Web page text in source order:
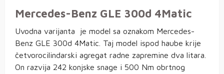
Mercedes-Benz GLE 300d 4Matic
Uvodna varijanta je model sa oznakom Mercedes-
Benz GLE 300d 4Matic. Taj model ispod haube krije
četvorocilindarski agregat radne zapremine dva litara.
On razvija 242 konjske snage i 500 Nm obrtnog